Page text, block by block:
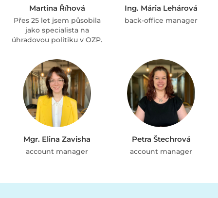
Martina Říhová
Přes 25 let jsem působila
jako specialista na
úhradovou politiku v OZP.
Ing. Mária Lehárová
back-office manager
Mgr. Elina Zavisha
account manager
Petra Štechrová
account manager